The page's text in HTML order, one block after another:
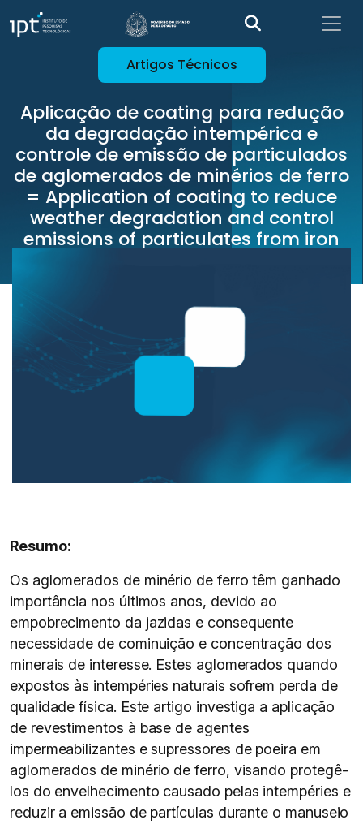
Artigos Técnicos
Aplicação de coating para redução
da degradação intempérica e
controle de emissão de particulados
de aglomerados de minérios de ferro
= Application of coating to reduce
weather degradation and control
emissions of particulates from iron
Resumo:
Os aglomerados de minério de ferro têm ganhado
importância nos últimos anos, devido ao
empobrecimento da jazidas e consequente
necessidade de cominuição e concentração dos
minerais de interesse. Estes aglomerados quando
expostos às intempéries naturais sofrem perda de
qualidade física. Este artigo investiga a aplicação
de revestimentos à base de agentes
impermeabilizantes e supressores de poeira em
aglomerados de minério de ferro, visando protegê-
los do envelhecimento causado pelas intempéries e
reduzir a emissão de partículas durante o manuseio